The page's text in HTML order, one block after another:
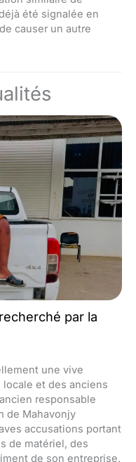
été signalée en
causer un autre
par la
une vive
et des anciens
responsable
de Mahavonjy
accusations portant
de matériel, des
de son entreprise,